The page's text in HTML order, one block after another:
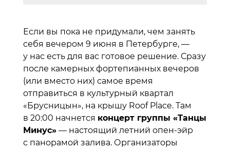
Если вы пока не придумали, чем занять
себя вечером 9 июня в Петербурге, —
у нас есть для вас готовое решение. Сразу
после камерных фортепианных вечеров
(или вместо них) самое время
отправиться в культурный квартал
«Брусницын», на крышу Roof Place. Там
в 20:00 начнется концерт группы «Танцы
Минус» — настоящий летний опен-эйр
с панорамой залива. Организаторы